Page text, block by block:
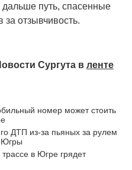
путь, спасенные
за отзывчивость.
Сургута в ленте
номер может стоить
ДТП из-за пьяных за рулем
Югры
в Югре грядет